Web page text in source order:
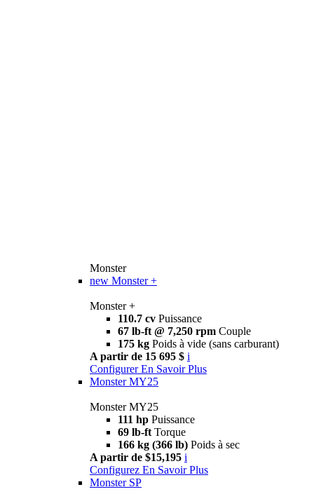
Monster
new Monster +
Monster +
110.7 cv Puissance
67 lb-ft @ 7,250 rpm Couple
175 kg Poids à vide (sans carburant)
A partir de 15 695 $ i
Configurer En Savoir Plus
Monster MY25
Monster MY25
111 hp Puissance
69 lb-ft Torque
166 kg (366 lb) Poids à sec
A partir de $15,195 i
Configurez En Savoir Plus
Monster SP